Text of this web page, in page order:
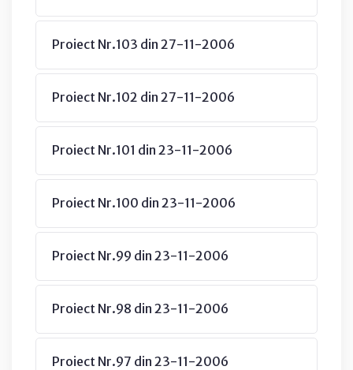
Proiect Nr.103 din 27-11-2006
Proiect Nr.102 din 27-11-2006
Proiect Nr.101 din 23-11-2006
Proiect Nr.100 din 23-11-2006
Proiect Nr.99 din 23-11-2006
Proiect Nr.98 din 23-11-2006
Proiect Nr.97 din 23-11-2006